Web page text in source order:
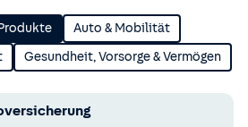
Auto & Mobilität
Gesundheit, Vorsorge & Vermögen